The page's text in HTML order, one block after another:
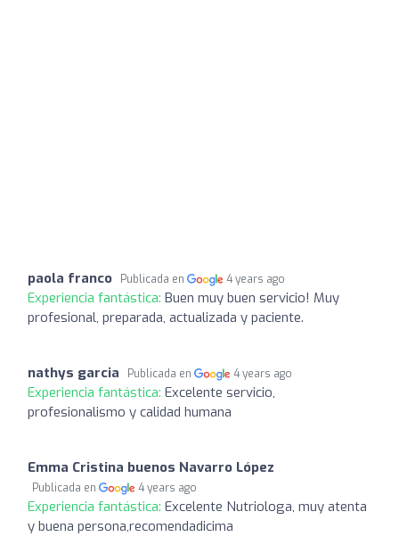
paola franco Publicada en 4 years ago
Experiencia fantástica: Buen muy buen servicio! Muy
profesional, preparada, actualizada y paciente.
nathys garcia Publicada en 4 years ago
Experiencia fantástica: Excelente servicio,
profesionalismo y calidad humana
Emma Cristina buenos Navarro López
Publicada en 4 years ago
Experiencia fantástica: Excelente Nutriologa, muy atenta
y buena persona,recomendadicima